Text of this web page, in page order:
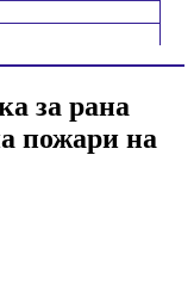
за рана
пожари на